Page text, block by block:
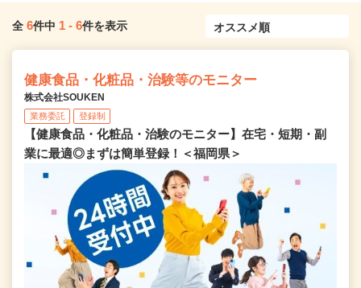
全 6件中 1 - 6件を表示
健康食品・化粧品・治験等のモニター
株式会社SOUKEN
業務委託 登録制
【健康食品・化粧品・治験のモニター】在宅・短期・副
業に最適◎まずは簡単登録！＜福岡県＞